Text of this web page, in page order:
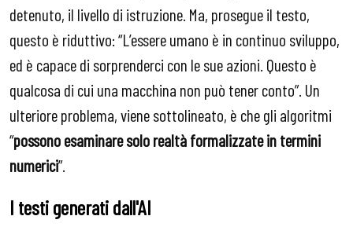
detenuto, il livello di istruzione. Ma, prosegue il testo,
questo è riduttivo: “L’essere umano è in continuo sviluppo,
ed è capace di sorprenderci con le sue azioni. Questo è
qualcosa di cui una macchina non può tener conto”. Un
ulteriore problema, viene sottolineato, è che gli algoritmi
“possono esaminare solo realtà formalizzate in termini
numerici”.
I testi generati dall'AI